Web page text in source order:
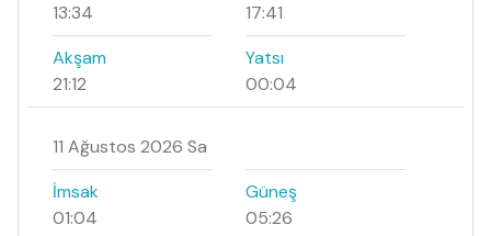
13:34
17:41
Akşam
21:12
Yatsı
00:04
11 Ağustos 2026 Sa
İmsak
01:04
Güneş
05:26